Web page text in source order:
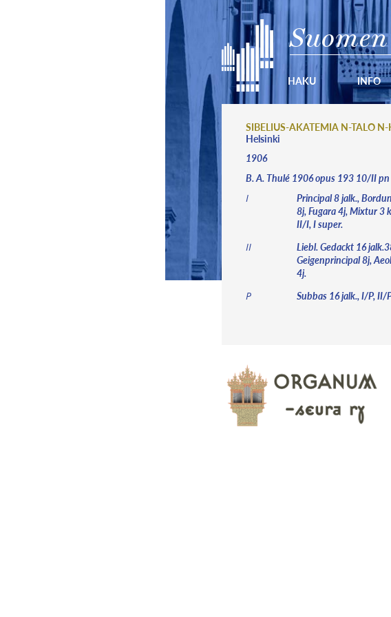
HAKU INFO
SIBELIUS-AKATEMIA N-TALO
Helsinki
1906
B. A. Thulé 1906 opus 193 10/II pn
I
Principal 8 jalk.,
8j, Fugara 4j, Mixtur 3
II/I, I super.
II
Liebl. Gedackt 16
Geigenprincipal 8j,
4j.
P Subbas 16 jalk., I/P, II/